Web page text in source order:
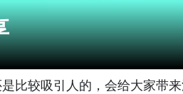
比较吸引人的，会给大家带